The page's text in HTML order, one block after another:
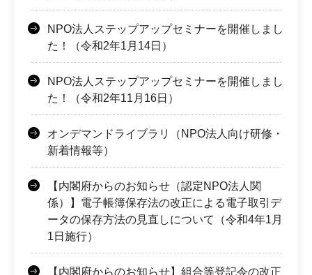
NPO法人ステップアップセミナーを開催しまし
た！（令和2年1月14日）
NPO法人ステップアップセミナーを開催しまし
た！（令和2年11月16日）
オンデマンドライブラリ（NPO法人向け研修・
新着情報等）
【内閣府からのお知らせ（認定NPO法人関
係）】電子帳簿保存法の改正による電子取引デ
ータの保存方法の見直しについて（令和4年1月
1日施行）
【内閣府からのお知らせ】組合等登記令の改正